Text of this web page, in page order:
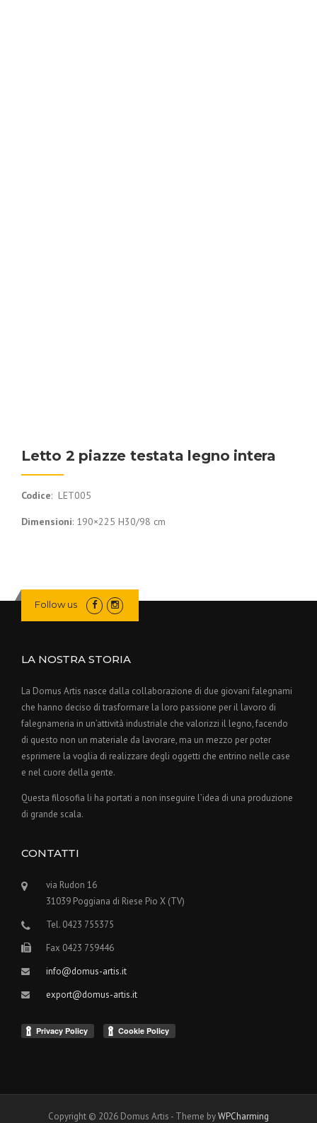
Letto 2 piazze testata legno intera
Codice: LET005
Dimensioni: 190×225 H30/98 cm
Follow us
LA NOSTRA STORIA
La Domus Artis nasce dalla collaborazione di due giovani falegnami
che hanno deciso di trasformare la loro passione per il lavoro di
falegnameria in un’attività industriale che valorizzi il legno, facendo
di questo non un materiale da lavorare, ma un mezzo per poter
esprimere la voglia di realizzare degli oggetti che entrino nelle case
e nel cuore della gente.
Questa filosofia li ha portati a non inseguire l’idea di una produzione
di grande scala.
CONTATTI
via Rudon 16
31039 Poggiana di Riese Pio X (TV)
Tel. 0423 755375
Fax 0423 759446
info@domus-artis.it
export@domus-artis.it
Copyright © 2026 Domus Artis - Theme byWPCharming